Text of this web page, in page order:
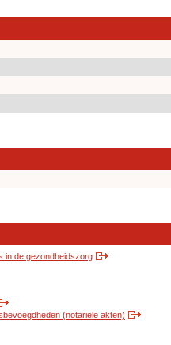
in de gezondheidszorg
(notariële akten)